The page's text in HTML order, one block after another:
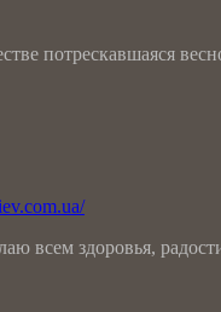
потрескавшаяся
всем здоровья,